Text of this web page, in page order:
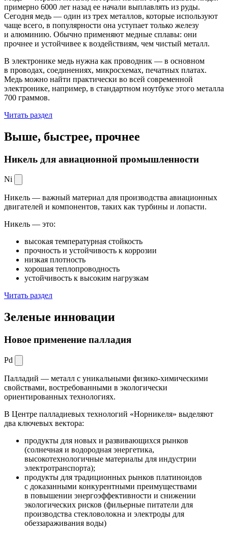
примерно 6000 лет назад ее начали выплавлять из руды.
Сегодня медь — один из трех металлов, которые используют
чаще всего, в популярности она уступает только железу
и алюминию. Обычно применяют медные сплавы: они
прочнее и устойчивее к воздействиям, чем чистый металл.
В электронике медь нужна как проводник — в основном
в проводах, соединениях, микросхемах, печатных платах.
Медь можно найти практически во всей современной
электронике, например, в стандартном ноутбуке этого металла
700 граммов.
Читать раздел
Выше, быстрее, прочнее
Никель для авиационной промышленности
Ni
Никель — важный материал для производства авиационных
двигателей и компонентов, таких как турбины и лопасти.
Никель — это:
высокая температурная стойкость
прочность и устойчивость к коррозии
низкая плотность
хорошая теплопроводность
устойчивость к высоким нагрузкам
Читать раздел
Зеленые инновации
Новое применение палладия
Pd
Палладий — металл с уникальными физико-химическими
свойствами, востребованными в экологически
ориентированных технологиях.
В Центре палладиевых технологий «Норникеля» выделяют
два ключевых вектора:
продукты для новых и развивающихся рынков
(солнечная и водородная энергетика,
высокотехнологичные материалы для индустрии
электротранспорта);
продукты для традиционных рынков платиноидов
с доказанными конкурентными преимуществами
в повышении энергоэффективности и снижении
экологических рисков (фильерные питатели для
производства стекловолокна и электроды для
обеззараживания воды)